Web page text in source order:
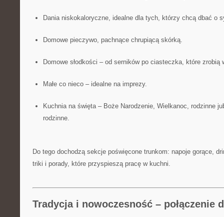
Dania niskokaloryczne, idealne dla tych, którzy chcą dbać o
Domowe pieczywo, pachnące chrupiącą skórką.
Domowe słodkości – od serników po ciasteczka, które zrobią
Małe co nieco – idealne na imprezy.
Kuchnia na święta – Boże Narodzenie, Wielkanoc, rodzinne
rodzinne.
Do tego dochodzą sekcje poświęcone trunkom: napoje gorące,
triki i porady, które przyspieszą pracę w kuchni.
Tradycja i nowoczesność – połączenie